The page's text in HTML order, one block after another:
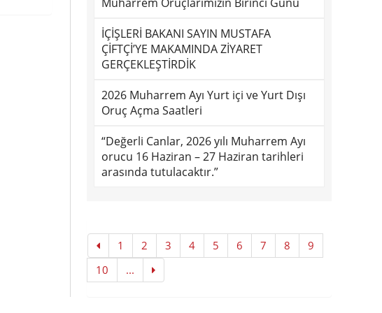
İÇİŞLERİ BAKANI SAYIN MUSTAFA
ÇİFTÇİ’YE MAKAMINDA ZİYARET
GERÇEKLEŞTİRDİK
2026 Muharrem Ayı Yurt içi ve Yurt Dışı
Oruç Açma Saatleri
“Değerli Canlar, 2026 yılı Muharrem Ayı
orucu 16 Haziran – 27 Haziran tarihleri
arasında tutulacaktır.”
1 2 3 4 5 6 7 8
9
10
...